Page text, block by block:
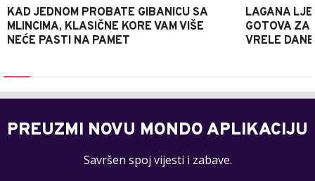
KAD JEDNOM PROBATE GIBANICU SA
MLINCIMA, KLASIČNE KORE VAM VIŠE
NEĆE PASTI NA PAMET
LAGANA
GOTOVA ZA
VRELE DANE
PREUZMI NOVU MONDO APLIKACIJU
Savršen spoj vijesti i zabave.